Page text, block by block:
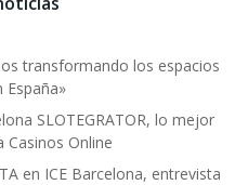
transformando los espacios
España»
SLOTEGRATOR, lo mejor
Casinos Online
en ICE Barcelona, entrevista